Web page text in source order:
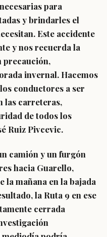
para
y brindarles el
Este accidente
y nos recuerda la
precaución,
invernal. Hacemos
conductores a ser
las carreteras,
de todos los
Ruiz Pivcevic.
camión y un furgón
hacia Guarello,
la mañana en la bajada
la Ruta 9 en ese
cerrada